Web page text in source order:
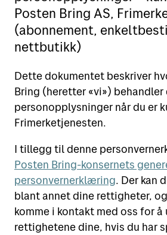
Sende
Sende i Norge
Sende til utlandet
Fortolling
Retur
Priser for 2026
Motta
Motta pakker og brev
Spore sendinger
Leie postboks
Fortolling av sendinger
Verktøy
Finn Posten på kartet
Flytte eller reise bort?
Adressesøk
Betale mva. og toll
Digipost
Posten Bring AS,
(abonnement,
nettbutikk)
Dette dokumentet beskriver
Bring (heretter «vi») behandler
personopplysninger når du er
Frimerketjenesten.
I tillegg til denne
Posten Bring-konsernets
personvernerklæring. Der kan
blant annet dine rettigheter,
komme i kontakt med oss for å
rettighetene dine, hvis du har